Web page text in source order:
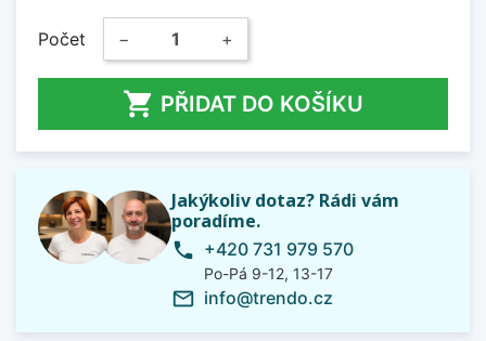
Počet − +
 PŘIDAT DO KOŠÍKU
Jakýkoliv dotaz? Rádi vám
poradíme.
phone +420 731 979 570
Po-Pá 9-12, 13-17
mail_outline info@trendo.cz